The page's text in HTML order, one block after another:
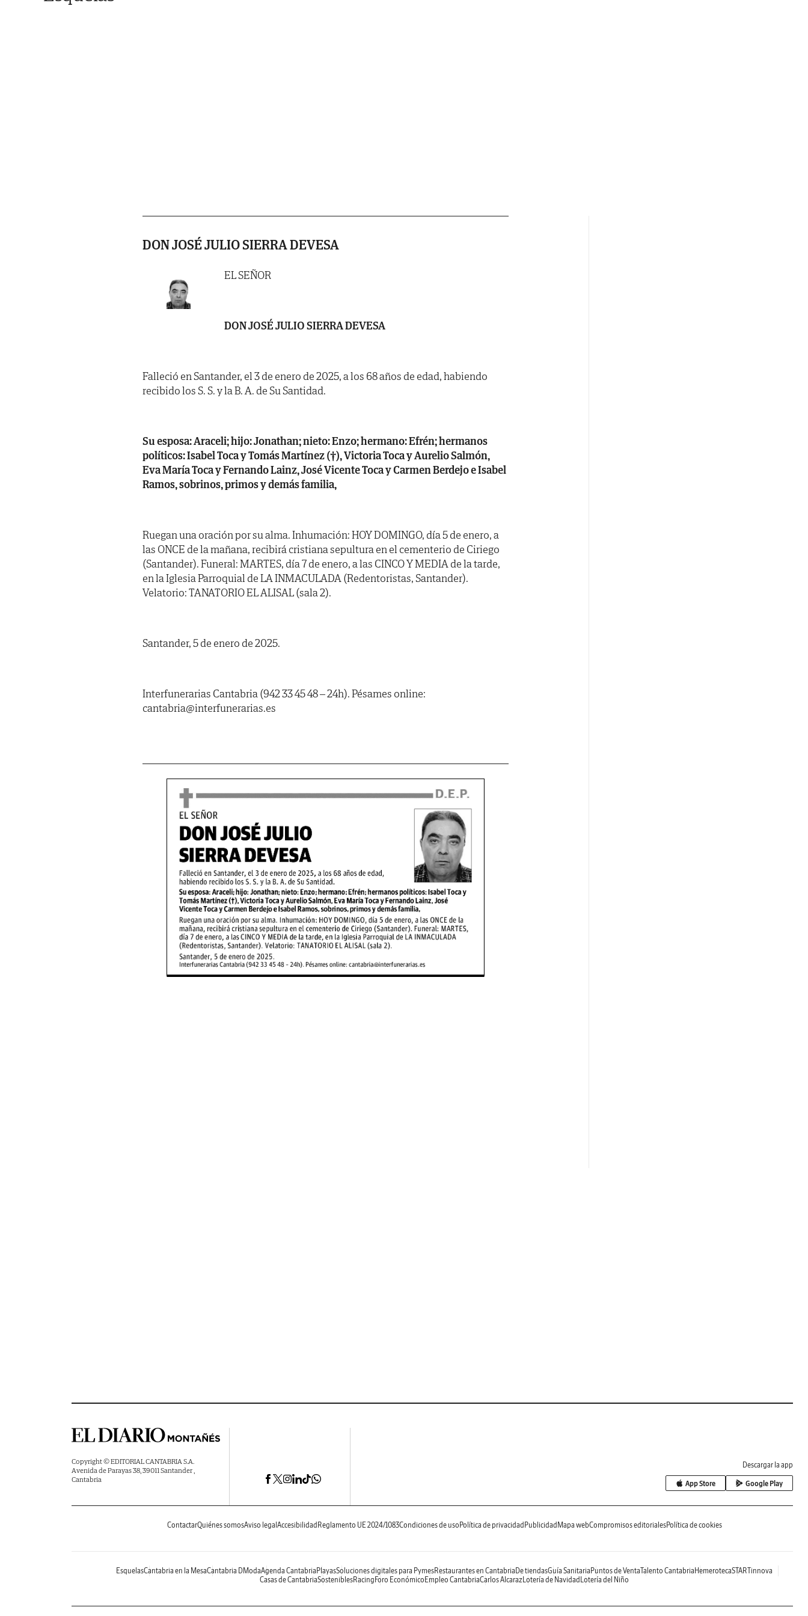
DON JOSÉ JULIO SIERRA DEVESA
EL SEÑOR
DON JOSÉ JULIO SIERRA DEVESA
Falleció en Santander, el 3 de enero de 2025, a los 68 años de edad, habiendo
recibido los S. S. y la B. A. de Su Santidad.
Su esposa: Araceli; hijo: Jonathan; nieto: Enzo; hermano: Efrén; hermanos
políticos: Isabel Toca y Tomás Martínez (†), Victoria Toca y Aurelio Salmón,
Eva María Toca y Fernando Lainz, José Vicente Toca y Carmen Berdejo e Isabel
Ramos, sobrinos, primos y demás familia,
Ruegan una oración por su alma. Inhumación: HOY DOMINGO, día 5 de enero, a
las ONCE de la mañana, recibirá cristiana sepultura en el cementerio de Ciriego
(Santander). Funeral: MARTES, día 7 de enero, a las CINCO Y MEDIA de la tarde,
en la Iglesia Parroquial de LA INMACULADA (Redentoristas, Santander).
Velatorio: TANATORIO EL ALISAL (sala 2).
Santander, 5 de enero de 2025.
Interfunerarias Cantabria (942 33 45 48 – 24h). Pésames online:
cantabria@interfunerarias.es
Copyright © EDITORIAL CANTABRIA S.A.
Avenida de Parayas 38, 39011 Santander ,
Cantabria
Descargar la app
App Store Google Play
ContactarQuiénes somosAviso legal Accesibilidad Reglamento UE 2024/1083Condiciones de uso Política de privacidad Publicidad Mapa webCompromisos editorialesPolítica de cookies
EsquelasCantabria en la MesaCantabria DModaAgenda Cantabria PlayasSoluciones digitales para PymesRestaurantes en Cantabria De tiendasGuía Sanitaria Puntos de VentaTalento Cantabria HemerotecaSTARTinnova
Casas de CantabriaSosteniblesRacing Foro Económico Empleo CantabriaCarlos AlcarazLotería de Navidad Lotería del Niño